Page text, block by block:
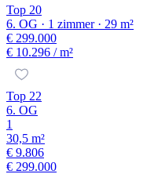
Top 20
6. OG · 1 zimmer · 29 m²
€ 299.000
€ 10.296 / m²
Top 22
6. OG
1
30,5 m²
€ 9.806
€ 299.000